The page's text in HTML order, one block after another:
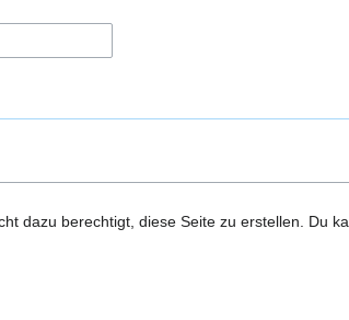
dazu berechtigt, diese Seite zu erstellen. Du